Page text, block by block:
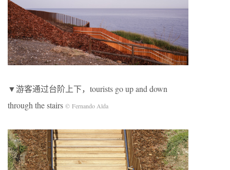
▼游客通过台阶上下，tourists go up and down
through the stairs © Fernando Alda